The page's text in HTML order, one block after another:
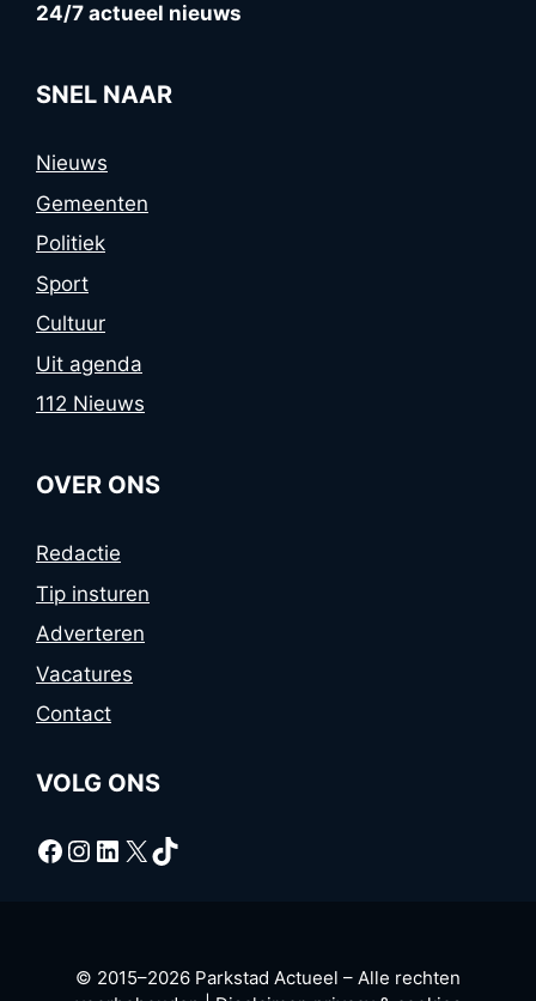
24/7 actueel nieuws
SNEL NAAR
Nieuws
Gemeenten
Politiek
Sport
Cultuur
Uit agenda
112 Nieuws
OVER ONS
Redactie
Tip insturen
Adverteren
Vacatures
Contact
VOLG ONS
Facebook
Instagram
LinkedIn
X TikTok
© 2015–2026 Parkstad Actueel – Alle rechten